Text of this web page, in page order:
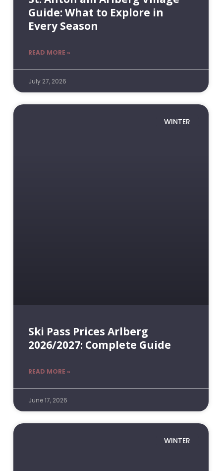
Guide: What to Explore in
Every Season
READ MORE »
July 27, 2026
WINTER
Ski Pass Prices Arlberg
2026/2027: Complete Guide
READ MORE »
June 17, 2026
WINTER